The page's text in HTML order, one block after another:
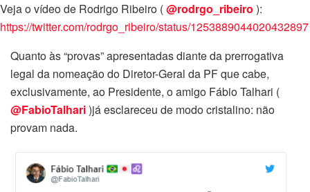
Veja o vídeo de Rodrigo Ribeiro (@rodrgo_ribeiro ):
https://twitter.com/rodrgo_ribeiro/status/1253889044020432897
Quanto às “provas” apresentadas diante da prerrogativa
legal da nomeação do Diretor-Geral da PF que cabe,
exclusivamente, ao Presidente, o amigo Fábio Talhari (
@FabioTalhari)já esclareceu de modo cristalino: não
provam nada.